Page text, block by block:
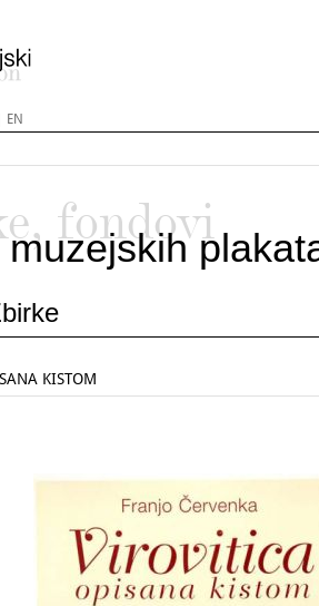
EN
fondovi
KISTOM